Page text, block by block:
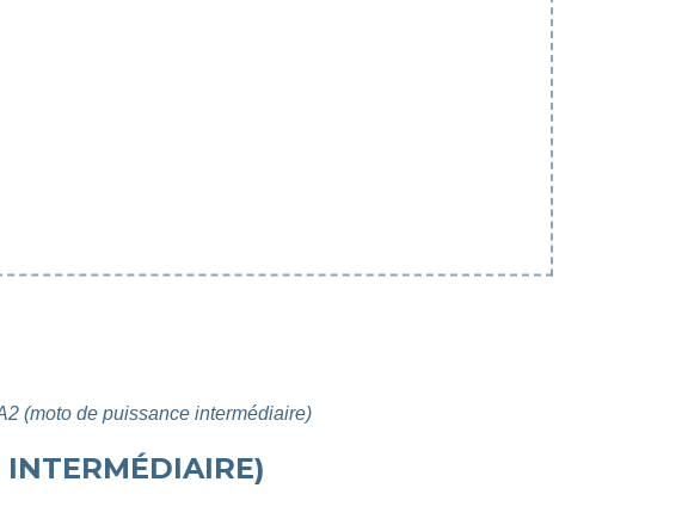
(moto de puissance intermédiaire)